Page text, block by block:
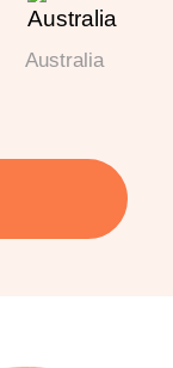
Australia